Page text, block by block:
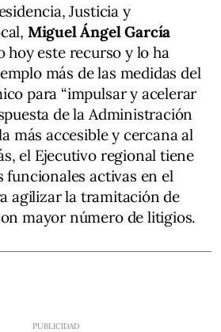
Justicia y
Miguel Ángel García
hoy este recurso y lo ha
más de las medidas del
para “impulsar y acelerar
de la Administración
más accesible y cercana al
el Ejecutivo regional tiene
funcionales activas en el
agilizar la tramitación de
mayor número de litigios.